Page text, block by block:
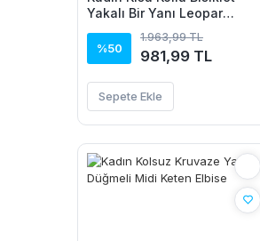
Yakalı Bir Yanı Leopar
%50
1.963,99 TL
981,99 TL
Sepete Ekle